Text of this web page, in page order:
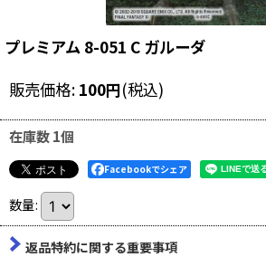
プレミアム 8-051 C ガルーダ
販売価格: 100円(税込)
在庫数 1個
Facebookでシェア
数量:
返品特約に関する重要事項